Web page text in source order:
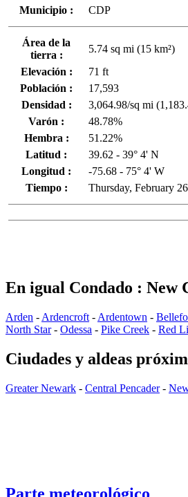
Municipio :
CDP
Área de la
tierra :
5.74 sq mi (15 km²)
Elevación :
71 ft
Población :
17,593
Densidad :
3,064.98/sq mi
Varón :
48.78%
Hembra :
51.22%
Latitud :
39.62 - 39° 4' N
Longitud :
-75.68 - 75° 4' W
Tiempo :
Thursday, February
En igual Condado : New
Arden - Ardencroft - Ardentown -
North Star- Odessa - Pike Creek - Red
Ciudades y aldeas
Greater Newark - Central Pencader-